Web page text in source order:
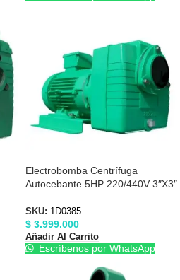
Electrobomba Centrífuga
Autocebante 5HP 220/440V 3″X3″
SKU: 1D0385
$ 3.999.000
Añadir Al Carrito
Escríbenos por WhatsApp